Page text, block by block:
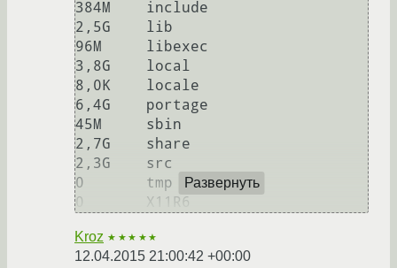
384M    include
2,5G    lib
96M     libexec
3,8G    local
8,0K    locale
6,4G    portage
45M     sbin
2,7G    share
2,3G    src
0       tmp
Развернуть
Kroz ★★★★★
12.04.2015 21:00:42 +00:00